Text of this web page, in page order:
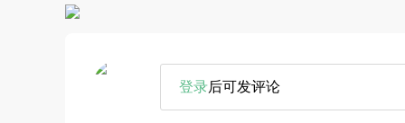
登录后可发评论